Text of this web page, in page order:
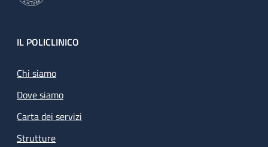
Footer
IL POLICLINICO
Chi siamo
Dove siamo
Carta dei servizi
Strutture